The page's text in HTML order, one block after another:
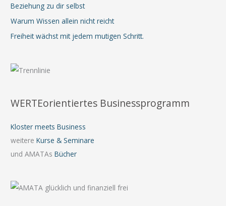
Beziehung zu dir selbst
Warum Wissen allein nicht reicht
Freiheit wächst mit jedem mutigen Schritt.
WERTEorientiertes Businessprogramm
Kloster meets Business
weitereKurse & Seminare
und AMATAsBücher